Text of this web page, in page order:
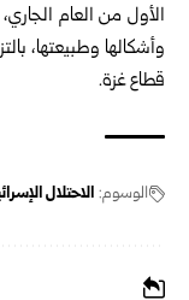
الأول من ‏العام
وأشكالها ‏وطبيعتها،
قطاع ‏غزة.‏
الوسوم:الاحتلال